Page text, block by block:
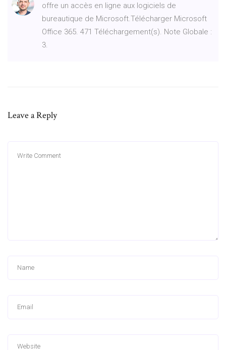
offre un accès en ligne aux logiciels de
bureautique de Microsoft.Télécharger Microsoft
Office 365. 471 Téléchargement(s). Note Globale :
3.
Leave a Reply